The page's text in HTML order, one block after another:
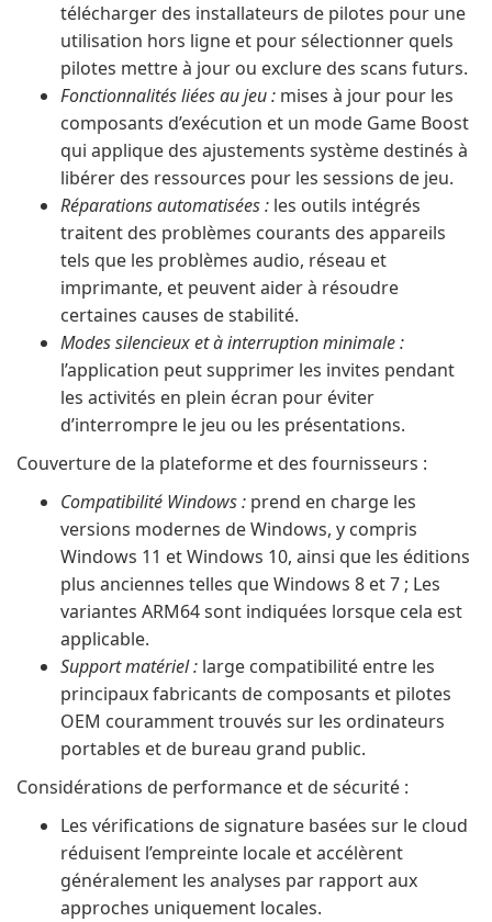
télécharger des installateurs de pilotes pour une
utilisation hors ligne et pour sélectionner quels
pilotes mettre à jour ou exclure des scans futurs.
Fonctionnalités liées au jeu : mises à jour pour les
composants d’exécution et un mode Game Boost
qui applique des ajustements système destinés à
libérer des ressources pour les sessions de jeu.
Réparations automatisées : les outils intégrés
traitent des problèmes courants des appareils
tels que les problèmes audio, réseau et
imprimante, et peuvent aider à résoudre
certaines causes de stabilité.
Modes silencieux et à interruption minimale :
l’application peut supprimer les invites pendant
les activités en plein écran pour éviter
d’interrompre le jeu ou les présentations.
Couverture de la plateforme et des fournisseurs :
Compatibilité Windows : prend en charge les
versions modernes de Windows, y compris
Windows 11 et Windows 10, ainsi que les éditions
plus anciennes telles que Windows 8 et 7 ; Les
variantes ARM64 sont indiquées lorsque cela est
applicable.
Support matériel : large compatibilité entre les
principaux fabricants de composants et pilotes
OEM couramment trouvés sur les ordinateurs
portables et de bureau grand public.
Considérations de performance et de sécurité :
Les vérifications de signature basées sur le cloud
réduisent l’empreinte locale et accélèrent
généralement les analyses par rapport aux
approches uniquement locales.